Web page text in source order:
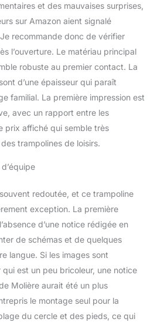
et des mauvaises surprises,
sur Amazon aient signalé
recommande donc de vérifier
l’ouverture. Le matériau principal
robuste au premier contact. La
d’une épaisseur qui paraît
familial. La première impression est
avec un rapport entre les
prix affiché qui semble très
trampolines de loisirs.
redoutée, et ce trampoline
exception. La première
d’une notice rédigée en
de schémas et de quelques
langue. Si les images sont
est un peu bricoleur, une notice
Molière aurait été un plus
le montage seul pour la
du cercle et des pieds, ce qui